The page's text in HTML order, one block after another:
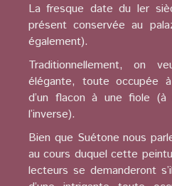
La fresque date du Ier
présent conservée au
également).
Traditionnellement, on
élégante, toute occupée
d’un flacon à une fiole
l’inverse).
Bien que Suétone nous
au cours duquel cette
lecteurs se demanderont